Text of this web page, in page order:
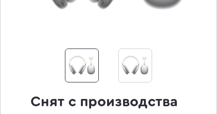
Снят с производства